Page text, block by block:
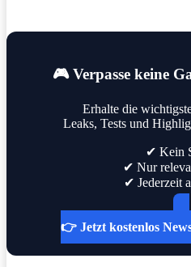
🎮 Verpasse keine
Erhalte die
Leaks, Tests und
✔ Kein
✔ Nur
✔ Jederzeit
👉 Jetzt kostenlos